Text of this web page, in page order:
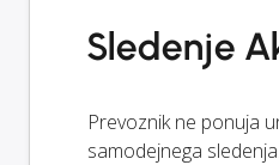
Sledenje
Prevoznik ne ponuja
samodejnega sledenja.